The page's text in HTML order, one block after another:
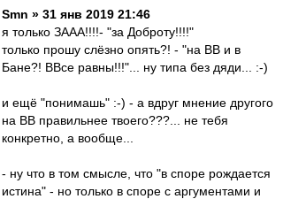
Smn » 31 янв 2019 21:46
я только ЗААА!!!!- "за Доброту!!!!"
только прошу слёзно опять?! - "на ВВ и в
Бане?! ВВсе равны!!!"... ну типа без дяди... :-)
и ещё "понимашь" :-) - а вдруг мнение другого
на ВВ правильнее твоего???... не тебя
конкретно, а вообще...
- ну что в том смысле, что "в споре рождается
истина" - но только в споре с аргументами и